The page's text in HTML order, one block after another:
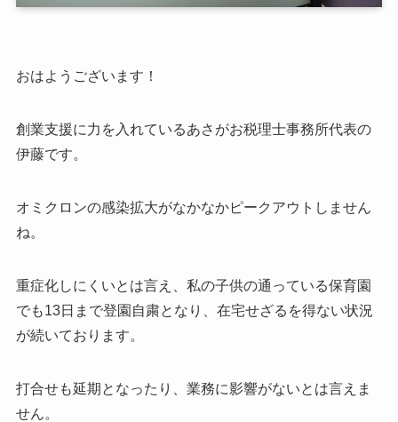
おはようございます！
創業支援に力を入れているあさがお税理士事務所代表の
伊藤です。
オミクロンの感染拡大がなかなかピークアウトしません
ね。
重症化しにくいとは言え、私の子供の通っている保育園
でも13日まで登園自粛となり、在宅せざるを得ない状況
が続いております。
打合せも延期となったり、業務に影響がないとは言えま
せん。